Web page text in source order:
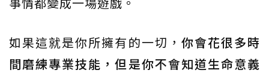
如果這就是你所擁有的一切， 你會花很多時
間磨練專業技能，但是你不會知道生命意義